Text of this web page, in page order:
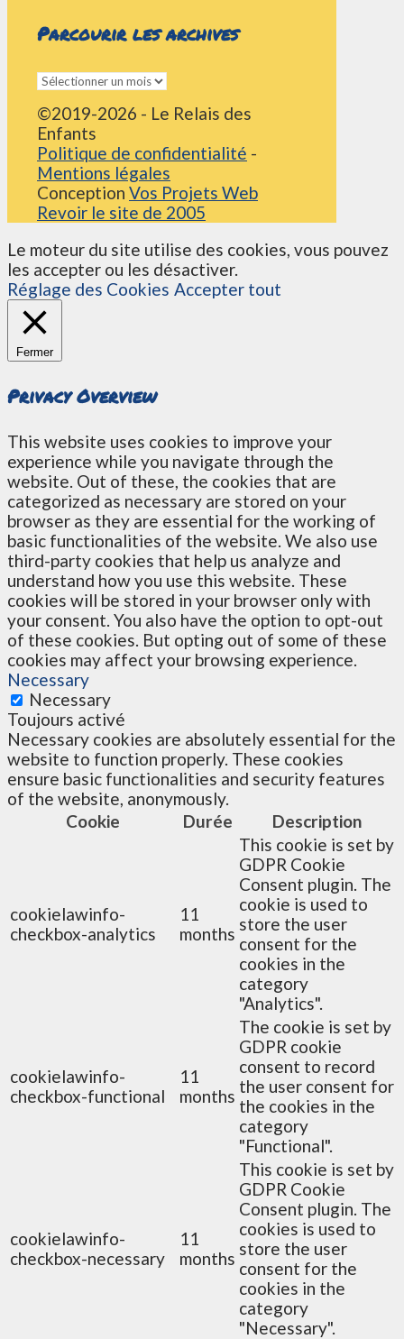
Parcourir les archives
Parcourir
archives
©2019-2026 - Le Relais des
Enfants
Politique de confidentialité -
Mentions légales
Conception Vos Projets Web
Revoir le site de 2005
Le moteur du site utilise des cookies, vous pouvez
les accepter ou les désactiver.
Réglage des Cookies Accepter tout
Fermer
Privacy Overview
This website uses cookies to improve your
experience while you navigate through the
website. Out of these, the cookies that are
categorized as necessary are stored on your
browser as they are essential for the working of
basic functionalities of the website. We also use
third-party cookies that help us analyze and
understand how you use this website. These
cookies will be stored in your browser only with
your consent. You also have the option to opt-out
of these cookies. But opting out of some of these
cookies may affect your browsing experience.
Necessary
Necessary
Toujours activé
Necessary cookies are absolutely essential for the
website to function properly. These cookies
ensure basic functionalities and security features
of the website, anonymously.
Cookie
Durée Description
cookielawinfo-
checkbox-analytics
11
months
This cookie is set by
GDPR Cookie
Consent plugin. The
cookie is used to
store the user
consent for the
cookies in the
category
"Analytics".
cookielawinfo-
checkbox-functional
11
months
The cookie is set by
GDPR cookie
consent to record
the user consent for
the cookies in the
category
"Functional".
cookielawinfo-
checkbox-necessary
11
months
This cookie is set by
GDPR Cookie
Consent plugin. The
cookies is used to
store the user
consent for the
cookies in the
category
"Necessary".